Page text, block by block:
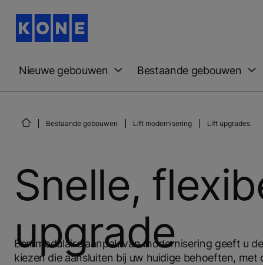
Nieuwe gebouwen Bestaande gebouwen
Bestaande gebouwen Lift modernisering Lift upgrades
Snelle,
upgrade
Een modulaire aanpak van modernisering geeft u
kiezen die aansluiten bij uw huidige behoeften, met